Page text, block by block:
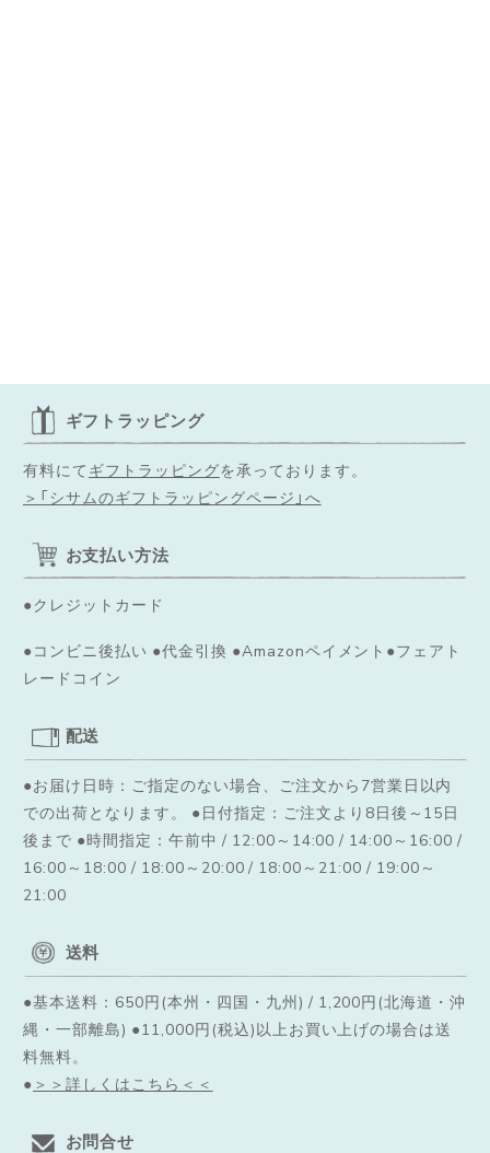
ギフトラッピング
有料にて ギフトラッピングを承っております。
＞「シサムのギフトラッピングページ」へ
お支払い方法
●クレジットカード
●コンビニ後払い ●代金引換 ●Amazonペイメント●フェアト
レードコイン
配送
●お届け日時：ご指定のない場合、ご注文から7営業日以内
での出荷となります。
●日付指定：ご注文より8日後～15日
後まで ●時間指定：午前中 / 12:00～14:00 / 14:00～16:00 /
16:00～18:00 / 18:00～20:00 / 18:00～21:00 / 19:00～
21:00
送料
●基本送料：650円(本州・四国・九州) / 1,200円(北海道・沖
縄・一部離島) ●11,000円(税込)以上お買い上げの場合は送
料無料。
● ＞＞詳しくはこちら＜＜
お問合せ